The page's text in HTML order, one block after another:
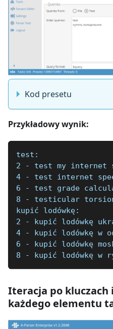
Kod presetu
Przykładowy wynik:
test:
2 - test my internet
4 - test internet
6 - test grade
8 - testicular
kupić lodówkę:
2 - kupić lodówkę
4 - kupić lodówkę w
6 - kupić lodówkę
8 - kupić lodówkę w
Iteracja po kluczach
każdego elementu